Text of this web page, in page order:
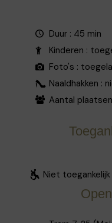
Duur : 45 min
Kinderen :
Foto's :
Naaldhakken :
Aantal
Niet toegankelijk